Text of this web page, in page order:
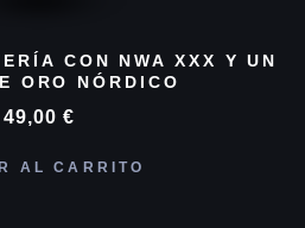
CON NWA XXX Y UN
ORO NÓRDICO
49,00 €
AL CARRITO